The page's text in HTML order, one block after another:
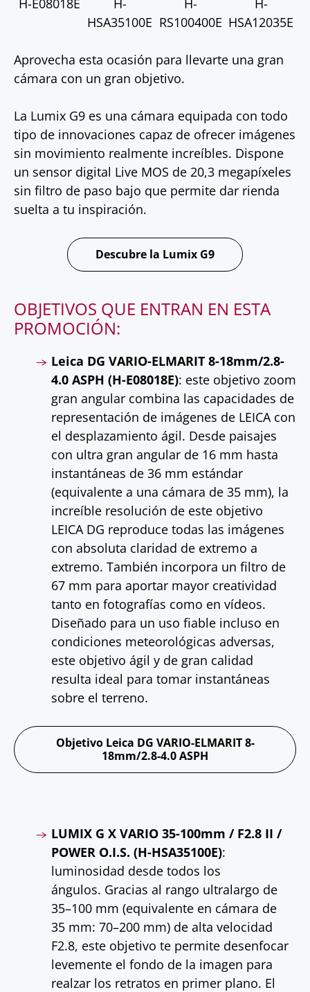
H-E08018E
H-
HSA35100E
H-
RS100400E
H-
HSA12035E
Aprovecha esta ocasión para llevarte una gran
cámara con un gran objetivo.
La Lumix G9 es una cámara equipada con todo
tipo de innovaciones capaz de ofrecer imágenes
sin movimiento realmente increíbles. Dispone
un sensor digital Live MOS de 20,3 megapíxeles
sin filtro de paso bajo que permite dar rienda
suelta a tu inspiración.
Descubre la Lumix G9
OBJETIVOS QUE ENTRAN EN ESTA
PROMOCIÓN:
Leica DG VARIO-ELMARIT 8-18mm/2.8-
4.0 ASPH (H-E08018E): este objetivo zoom
gran angular combina las capacidades de
representación de imágenes de LEICA con
el desplazamiento ágil. Desde paisajes
con ultra gran angular de 16 mm hasta
instantáneas de 36 mm estándar
(equivalente a una cámara de 35 mm), la
increíble resolución de este objetivo
LEICA DG reproduce todas las imágenes
con absoluta claridad de extremo a
extremo. También incorpora un filtro de
67 mm para aportar mayor creatividad
tanto en fotografías como en vídeos.
Diseñado para un uso fiable incluso en
condiciones meteorológicas adversas,
este objetivo ágil y de gran calidad
resulta ideal para tomar instantáneas
sobre el terreno.
Objetivo Leica DG VARIO-ELMARIT 8-
18mm/2.8-4.0 ASPH
LUMIX G X VARIO 35-100mm / F2.8 II /
POWER O.I.S. (H-HSA35100E):
luminosidad desde todos los
ángulos. Gracias al rango ultralargo de
35–100 mm (equivalente en cámara de
35 mm: 70–200 mm) de alta velocidad
F2.8, este objetivo te permite desenfocar
levemente el fondo de la imagen para
realzar los retratos en primer plano. El